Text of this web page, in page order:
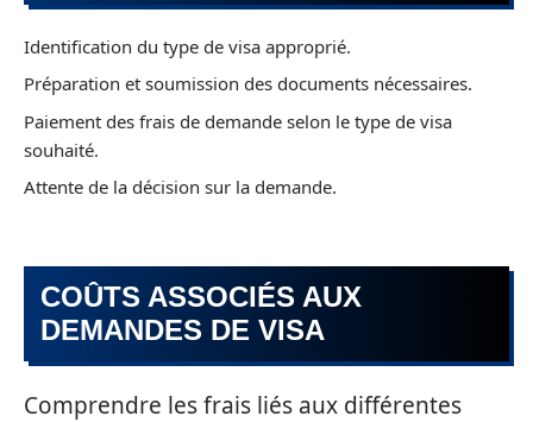
Identification du type de visa approprié.
Préparation et soumission des documents nécessaires.
Paiement des frais de demande selon le type de visa
souhaité.
Attente de la décision sur la demande.
COÛTS ASSOCIÉS AUX
DEMANDES DE VISA
Comprendre les frais liés aux différentes